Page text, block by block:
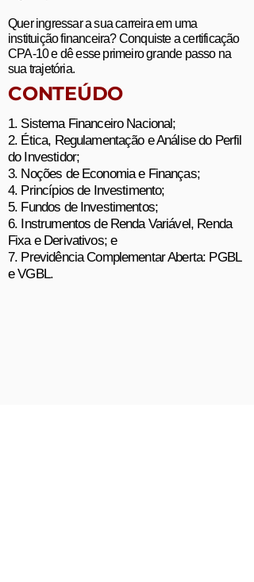
Quer ingressar a sua carreira em uma
instituição financeira? Conquiste a certificação
CPA-10 e dê esse primeiro grande passo na
sua trajetória.
CONTEÚDO
1. Sistema Financeiro Nacional;
2. Ética, Regulamentação e Análise do Perfil
do Investidor;
3. Noções de Economia e Finanças;
4. Princípios de Investimento;
5. Fundos de Investimentos;
6. Instrumentos de Renda Variável, Renda
Fixa e Derivativos; e
7. Previdência Complementar Aberta: PGBL
e VGBL.